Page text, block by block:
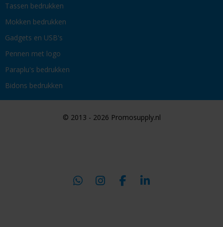
Tassen bedrukken
Mokken bedrukken
Gadgets en USB's
Pennen met logo
Paraplu's bedrukken
Bidons bedrukken
© 2013 - 2026 Promosupply.nl